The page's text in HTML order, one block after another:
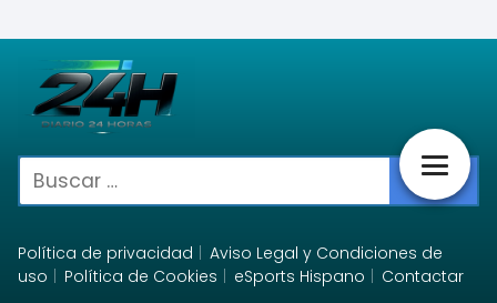
Política de privacidad
Aviso Legal y Condiciones de
uso
Política de Cookies eSports Hispano Contactar